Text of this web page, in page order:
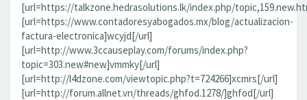
[url=https://talkzone.hedrasolutions.lk/index.php/
[url=https://www.contadoresyabogados.mx/blog/actualizacion-
factura-electronica]wcyjd[/url]
[url=http://www.3ccauseplay.com/forums/index.php?
topic=303.new#new]vmmky[/url]
[url=http://l4dzone.com/viewtopic.php?t=724266]xcmrs[/url]
[url=http://forum.allnet.vn/threads/ghfod.1278/]ghfod[/url]